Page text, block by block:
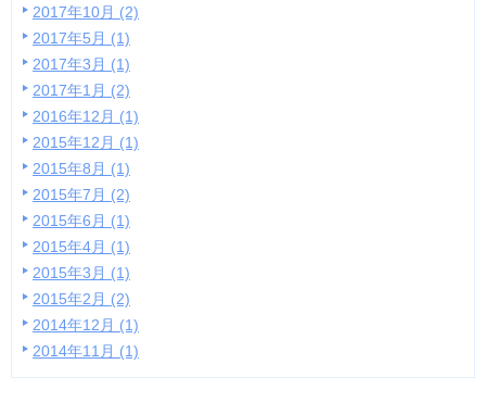
2017年10月 (2)
2017年5月 (1)
2017年3月 (1)
2017年1月 (2)
2016年12月 (1)
2015年12月 (1)
2015年8月 (1)
2015年7月 (2)
2015年6月 (1)
2015年4月 (1)
2015年3月 (1)
2015年2月 (2)
2014年12月 (1)
2014年11月 (1)